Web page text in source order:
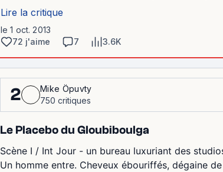
Lire la critique
le 1 oct. 2013
72 j'aime
7 3.6K
2
Mike Öpuvty
750 critiques
Le Placebo du Gloubiboulga
Scène I / Int Jour - un bureau luxuriant des
Un homme entre. Cheveux ébouriffés, dégaine